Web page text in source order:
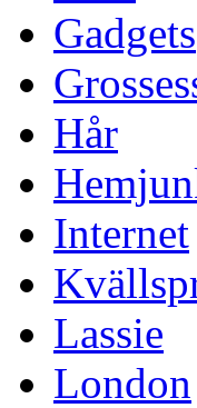
Gadgets
Hår
Internet
Lassie
London